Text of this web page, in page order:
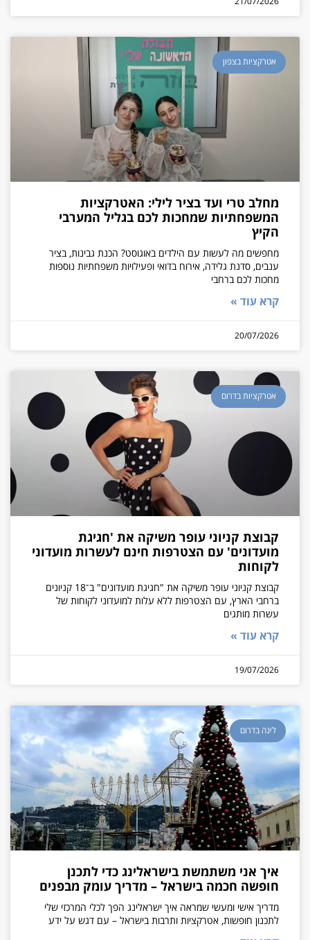
אטרקציות בצפון
מחלב טרי ועד בציר לילי: האטרקציות
המשפחתיות שמחכות לכם בגליל המערבי
הקיץ
מחפשים מה לעשות עם הילדים באוגוסט? הכנת גבינות, בציר
ענבים, סדנת גלידה, אירוח בדואי ופעילויות משפחתיות נוספות
מחכות לכם ברחבי
קרא עוד »
20/07/2026
אטרקציות בדרום
קבוצת קניוני עופר משיקה את 'חגיגת
מועדונים' עם הצטרפות חינם לעשרות מועדוני
לקוחות
קבוצת קניוני עופר משיקה את "חגיגת מועדונים" ב־18 קניונים
ברחבי הארץ, עם הצטרפות ללא עלות למועדוני לקוחות של
עשרות מותגים
קרא עוד »
19/07/2026
לינה בדרום
איך אני משתמשת בישראלינג כדי לתכנן
חופשה חכמה בישראל – מדריך עומק מבפנים
מדריך אישי ומעשי שמראה איך ישראלינג הפך לכלי המרכזי שלי
לתכנון חופשות, אטרקציות ותרבות בישראל – עם דגש על ידע